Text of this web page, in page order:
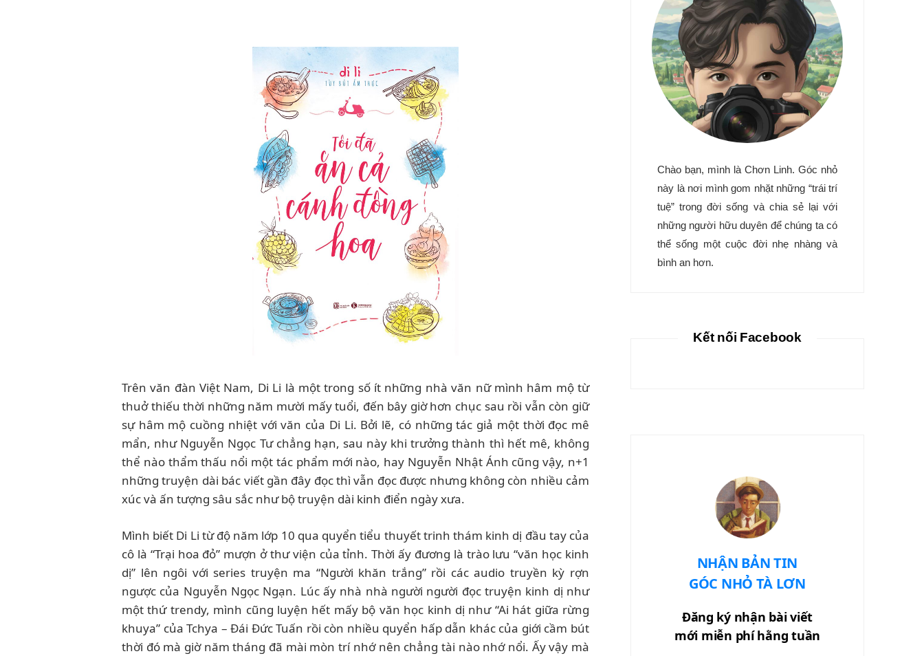
Trên văn đàn Việt Nam, Di Li là một trong số ít những nhà văn nữ mình hâm mộ từ
thuở thiếu thời những năm mười mấy tuổi, đến bây giờ hơn chục sau rồi vẫn còn giữ
sự hâm mộ cuồng nhiệt với văn của Di Li. Bởi lẽ, có những tác giả một thời đọc mê
mẩn, như Nguyễn Ngọc Tư chẳng hạn, sau này khi trưởng thành thì hết mê, không
thể nào thẩm thấu nổi một tác phẩm mới nào, hay Nguyễn Nhật Ánh cũng vậy, n+1
những truyện dài bác viết gần đây đọc thì vẫn đọc được nhưng không còn nhiều cảm
xúc và ấn tượng sâu sắc như bộ truyện dài kinh điển ngày xưa.
Mình biết Di Li từ độ năm lớp 10 qua quyển tiểu thuyết trinh thám kinh dị đầu tay của
cô là “Trại hoa đỏ” mượn ở thư viện của tỉnh. Thời ấy đương là trào lưu “văn học kinh
dị” lên ngôi với series truyện ma “Người khăn trắng” rồi các audio truyền kỳ rợn
ngược của Nguyễn Ngọc Ngạn. Lúc ấy nhà nhà người người đọc truyện kinh dị như
một thứ trendy, mình cũng luyện hết mấy bộ văn học kinh dị như “Ai hát giữa rừng
khuya” của Tchya – Đái Đức Tuấn rồi còn nhiều quyển hấp dẫn khác của giới cầm bút
thời đó mà giờ năm tháng đã mài mòn trí nhớ nên chẳng tài nào nhớ nổi. Ấy vậy mà
Chào bạn, mình là Chơn Linh. Góc nhỏ
này là nơi mình gom nhặt những “trái trí
tuệ” trong đời sống và chia sẻ lại với
những người hữu duyên để chúng ta có
thể sống một cuộc đời nhẹ nhàng và
bình an hơn.
Kết nối Facebook
NHẬN BẢN TIN
GÓC NHỎ TÀ LƠN
Đăng ký nhận bài viết
mới miễn phí hằng tuần